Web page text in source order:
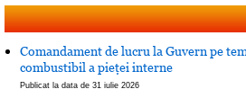
Comandament de lucru la Guvern pe
combustibil a pieţei interne
Publicat la data de 31 iulie 2026